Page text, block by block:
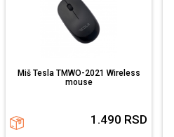
Miš Tesla TMWO-2021 Wireless
mouse
1.490 RSD